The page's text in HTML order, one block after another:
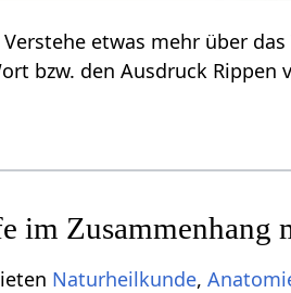
Naturheilkunde,